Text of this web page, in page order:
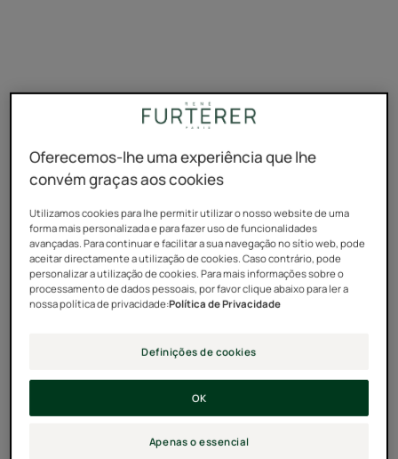
Tenha em atenção que a água dura
da torneira pode tornar o cabelo
pintado baço
retirando-lhe o seu brilho saudável. Para neutralizar a
água dura da torneira, utilize um champô com um pH
ligeiramente ácido, combinado com um cuidado à base
Oferecemos-lhe uma experiência que lhe
convém graças aos cookies
Utilizamos cookies para lhe permitir utilizar o nosso website de uma
forma mais personalizada e para fazer uso de funcionalidades
avançadas. Para continuar e facilitar a sua navegação no sítio web, pode
aceitar directamente a utilização de cookies. Caso contrário, pode
personalizar a utilização de cookies. Para mais informações sobre o
processamento de dados pessoais, por favor clique abaixo para ler a
nossa política de privacidade:Política de Privacidade
Definições de cookies
Apenas o essencial
OK